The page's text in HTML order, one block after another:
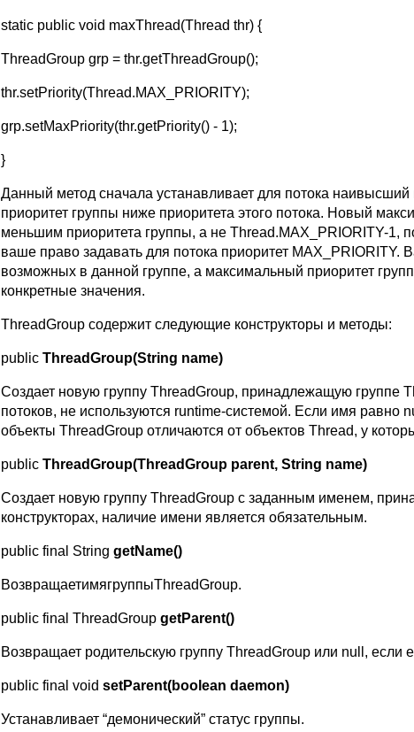
static public void maxThread(Thread thr) {
ThreadGroup grp = thr.getThreadGroup();
thr.setPriority(Thread.MAX_PRIORITY);
grp.setMaxPriority(thr.getPriority() - 1);
}
Данный метод сначала устанавливает для потока наивысший
приоритет группы ниже приоритета этого потока. Новый
меньшим приоритета группы, а не Thread.MAX_PRIORITY-1,
ваше право задавать для потока приоритет
возможных в данной группе, а максимальный приоритет
конкретные значения.
ThreadGroup содержит следующие конструкторы и методы:
public ThreadGroup(String name)
Создает новую группу ThreadGroup, принадлежащую группе
потоков, не используются runtime-системой. Если имя
объекты ThreadGroup отличаются от объектов Thread, у
public ThreadGroup(ThreadGroup parent, String name)
Создает новую группу ThreadGroup с заданным именем,
конструкторах, наличие имени является обязательным.
public final String getName()
ВозвращаетимягруппыThreadGroup.
public final ThreadGroup getParent()
Возвращает родительскую группу ThreadGroup или null, если
public final void setParent(boolean daemon)
Устанавливает “демонический” статус группы.